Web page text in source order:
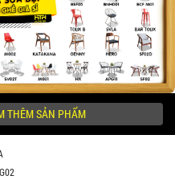
THÊM SẢN PHẨM